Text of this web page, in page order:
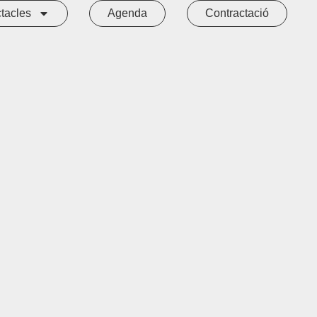
Agenda Contractació